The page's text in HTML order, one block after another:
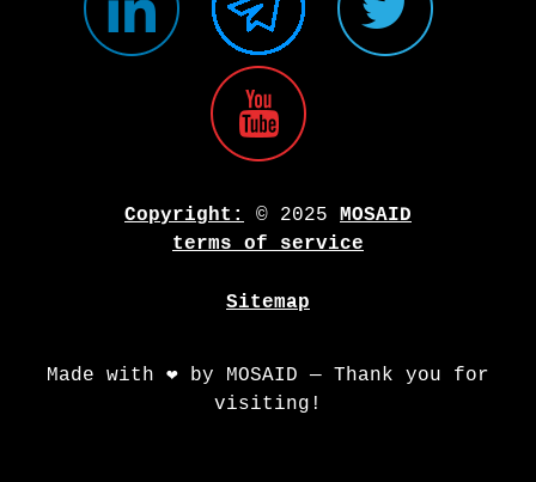
Copyright: © 2025
MOSAID
terms of service
Sitemap
Made with ❤️ by MOSAID — Thank you for
visiting!